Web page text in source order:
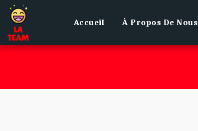
Accueil À Propos De Nous